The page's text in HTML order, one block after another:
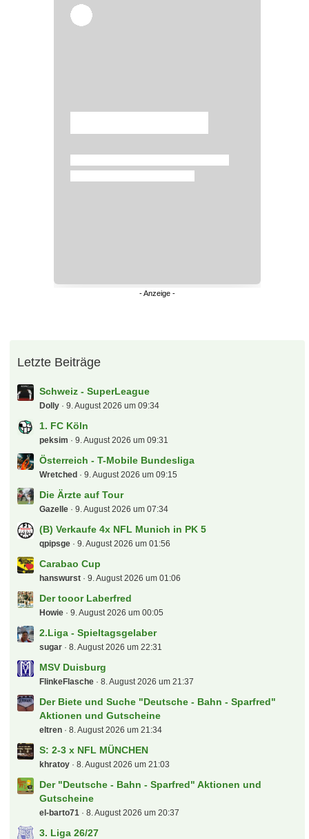
Letzte Beiträge
Schweiz - SuperLeague
Dolly 9. August 2026 um 09:34
1. FC Köln
peksim 9. August 2026 um 09:31
Österreich - T-Mobile Bundesliga
Wretched 9. August 2026 um 09:15
Die Ärzte auf Tour
Gazelle 9. August 2026 um 07:34
(B) Verkaufe 4x NFL Munich in PK 5
qpipsge 9. August 2026 um 01:56
Carabao Cup
hanswurst 9. August 2026 um 01:06
Der tooor Laberfred
Howie 9. August 2026 um 00:05
2.Liga - Spieltagsgelaber
sugar 8. August 2026 um 22:31
MSV Duisburg
FlinkeFlasche 8. August 2026 um 21:37
Der Biete und Suche "Deutsche - Bahn - Sparfred"
Aktionen und Gutscheine
eltren 8. August 2026 um 21:34
S: 2-3 x NFL MÜNCHEN
khratoy 8. August 2026 um 21:03
Der "Deutsche - Bahn - Sparfred" Aktionen und
Gutscheine
el-barto71 8. August 2026 um 20:37
3. Liga 26/27